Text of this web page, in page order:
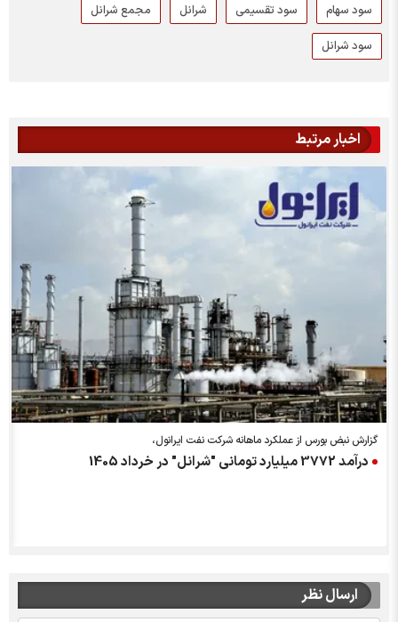
سود سهام سود تقسیمی شرانل
مجمع شرانل
سود شرانل
اخبار مرتبط
گزارش نبض بورس از عملکرد ماهانه شرکت نفت ایرانول،
درآمد 3772 میلیارد تومانی "شرانل" در خرداد 1405
ارسال نظر